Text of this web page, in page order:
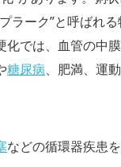
ラーク”と呼ばれ
では、血管の中
糖尿病、肥満、運
などの循環器疾患